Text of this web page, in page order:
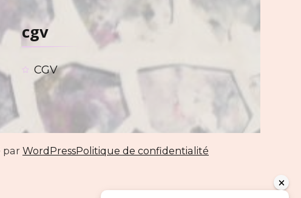
cgv
CGV
par WordPressPolitique de confidentialité